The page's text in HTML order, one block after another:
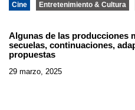
Cine Entretenimiento & Cultura
Algunas de las producciones
secuelas, continuaciones,
propuestas
29 marzo, 2025